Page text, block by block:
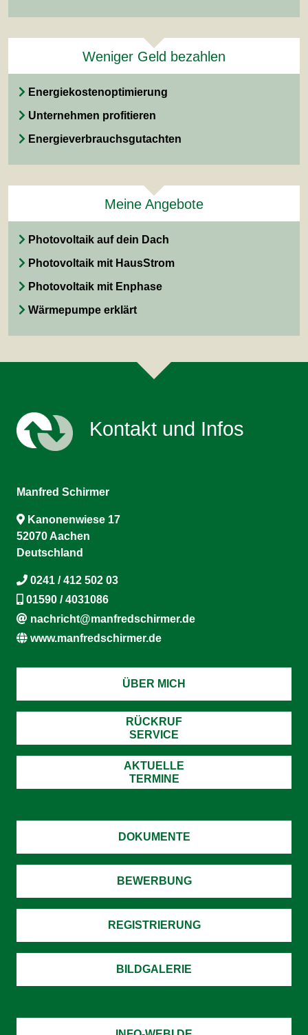
Weniger Geld bezahlen
Energiekostenoptimierung
Unternehmen profitieren
Energieverbrauchsgutachten
Meine Angebote
Photovoltaik auf dein Dach
Photovoltaik mit HausStrom
Photovoltaik mit Enphase
Wärmepumpe erklärt
Kontakt und Infos
Manfred Schirmer
Kanonenwiese 17
52070 Aachen
Deutschland
0241 / 412 502 03
01590 / 4031086
nachricht@manfredschirmer.de
www.manfredschirmer.de
ÜBER MICH
RÜCKRUF
SERVICE
AKTUELLE
TERMINE
DOKUMENTE
BEWERBUNG
REGISTRIERUNG
BILDGALERIE